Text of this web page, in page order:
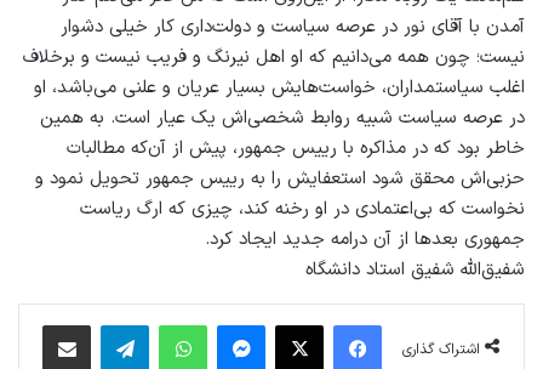
آمدن با آقای نور در عرصه سیاست و دولت‌داری کار خیلی دشوار
نیست؛ چون همه می‌دانیم که او اهل نیرنگ و فریب نیست و برخلاف
اغلب سیاستمداران، خواست‌هایش بسیار عریان و علنی می‌باشد، او
در عرصه سیاست شبیه روابط شخصی‌اش یک عیار است. به همین
خاطر بود که در مذاکره با رییس جمهور، پیش از آن‌که مطالبات
حزبی‌اش محقق شود استعفایش را به رییس جمهور تحویل نمود و
نخواست که بی‌اعتمادی در او رخنه کند، چیزی که ارگ ریاست
جمهوری بعدها از آن درامه جدید ایجاد کرد.
شفیق‌الله شفیق استاد دانشگاه
اشتراک گذاری
فیس بوک پیام رسان واتس آپ